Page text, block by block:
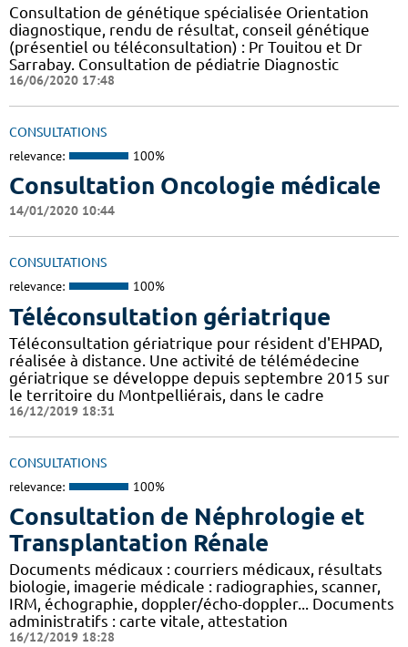
Consultation de génétique spécialisée Orientation
diagnostique, rendu de résultat, conseil génétique
(présentiel ou téléconsultation) : Pr Touitou et Dr
Sarrabay. Consultation de pédiatrie Diagnostic
16/06/2020 17:48
CONSULTATIONS
relevance: 100%
Consultation Oncologie médicale
14/01/2020 10:44
CONSULTATIONS
relevance: 100%
Téléconsultation gériatrique
Téléconsultation gériatrique pour résident d'EHPAD,
réalisée à distance. Une activité de télémédecine
gériatrique se développe depuis septembre 2015 sur
le territoire du Montpelliérais, dans le cadre
16/12/2019 18:31
CONSULTATIONS
relevance: 100%
Consultation de Néphrologie et
Transplantation Rénale
Documents médicaux : courriers médicaux, résultats
biologie, imagerie médicale : radiographies, scanner,
IRM, échographie, doppler/écho-doppler... Documents
administratifs : carte vitale, attestation
16/12/2019 18:28